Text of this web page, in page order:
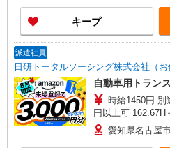
キープ
派遣社員
日研トータルソーシング株式会社（お
自動車用トラン
時給1450円 別
円以上可 162.67H
円×8H＋深夜363
愛知県名古屋